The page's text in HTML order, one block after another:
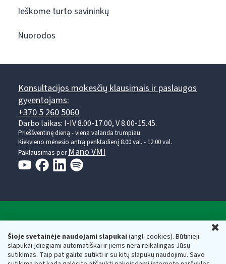
Šioje svetainėje naudojami slapukai(angl. cookies). Būtinieji
slapukai įdiegiami automatiškai ir jiems nėra reikalingas Jūsų
sutikimas. Taip pat galite sutikti ir su kitų slapukų naudojimu. Savo
Ieškome turto savininkų
Nuorodos
Konsultacijos mokesčių klausimais ir paslaugos
gyventojams:
+370 5 260 5060
Darbo laikas: I-IV 8.00-17.00, V 8.00-15.45.
Prieššventinę dieną - viena valanda trumpiau.
Kiekvieno mėnesio antrą penktadienį 8.00 val. - 12.00 val.
Paklausimas perMano VMI
Valstybinė mokesčių inspekcija prie Lietuvos
Respublikos finansų ministerijos
Biudžetinė įstaiga. Juridinio asmens kodas — 188659752,
adresas: Vasario 16-osios g. 14, 01107 Vilnius, Lietuva, el.paštas: